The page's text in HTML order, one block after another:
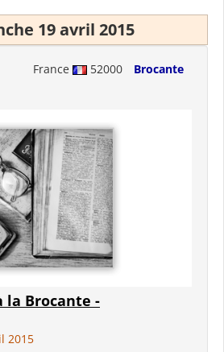
19 avril 2015
France 52000
Brocante
la Brocante -
2015